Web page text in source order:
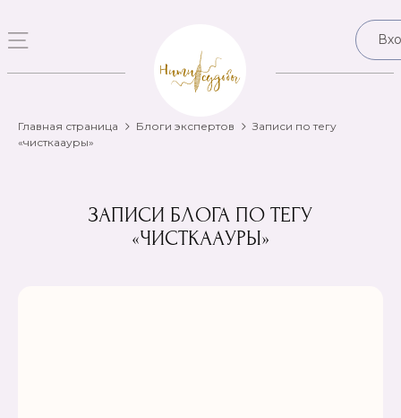
Главная страница Блоги экспертов
Записи по тегу
«чисткаауры»
ЗАПИСИ БЛОГА ПО ТЕГУ
«ЧИСТКААУРЫ»